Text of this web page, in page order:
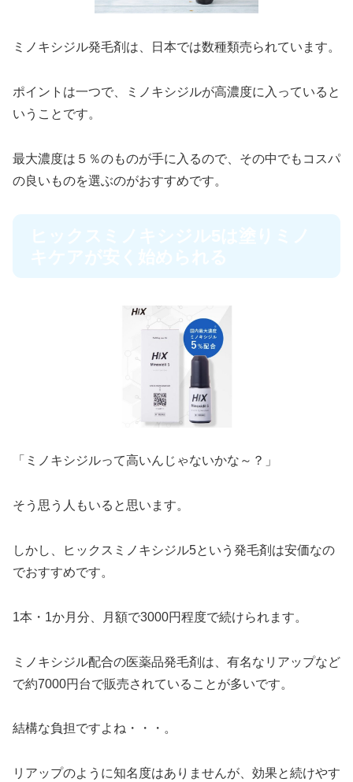
ミノキシジル発毛剤は、日本では数種類売られています。
ポイントは一つで、ミノキシジルが高濃度に入っていると
いうことです。
最大濃度は５％のものが手に入るので、その中でもコスパ
の良いものを選ぶのがおすすめです。
「ミノキシジルって高いんじゃないかな～？」
そう思う人もいると思います。
しかし、ヒックスミノキシジル5という発毛剤は安価なの
でおすすめです。
1本・1か月分、月額で3000円程度で続けられます。
ミノキシジル配合の医薬品発毛剤は、有名なリアップなど
で約7000円台で販売されていることが多いです。
結構な負担ですよね・・・。
リアップのように知名度はありませんが、効果と続けやす